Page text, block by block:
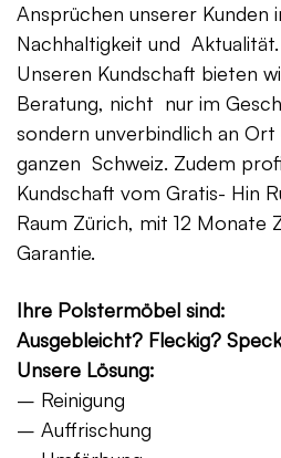
Ansprüchen unserer Kunden
Nachhaltigkeit und Aktualität.
Unseren Kundschaft bieten
Beratung, nicht nur im
sondern unverbindlich an
ganzen Schweiz. Zudem
Kundschaft vom Gratis- Hin
Raum Zürich, mit 12 Monate
Garantie.
Ihre Polstermöbel sind:
Ausgebleicht? Fleckig?
Unsere Lösung:
– Reinigung
– Auffrischung